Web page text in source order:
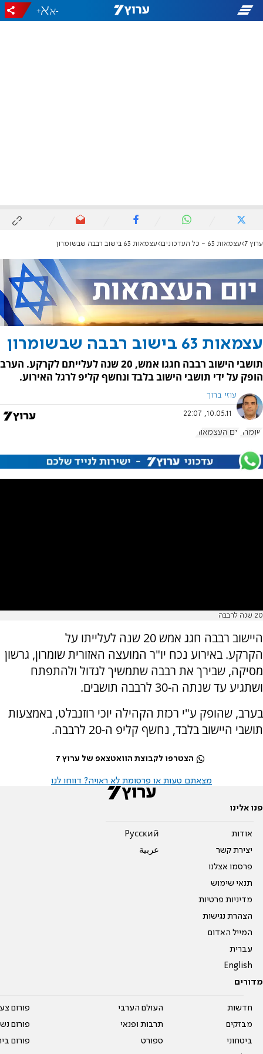
-
+
ערוץ 7 עצמאות 63 - כל העדכונים עצמאות 63 בישוב רבבה שבשומרון
עצמאות 63 בישוב רבבה שבשומרון
תושבי הישוב רבבה חגגו אמש, 20 שנה לעלייתם לקרקע. הערב
הופק על ידי תושבי הישוב בלבד ונחשף קליפ לרגל האירוע.
עוזי ברוך
10.05.11, 22:07
שומרון יום העצמאות
20 שנה לרבבה
היישוב רבבה חגג אמש 20 שנה לעלייתו על
הקרקע. באירוע נכח יו"ר המועצה האזורית שומרון, גרשון
מסיקה, שבירך את רבבה שתמשיך לגדול ולהתפתח
ושתגיע עד שנתה ה-30 לרבבה תושבים.
בערב, שהופק ע"י רכזת הקהילה יוכי רוזנבלט, באמצעות
תושבי היישוב בלבד, נחשף קליפ ה-20 לרבבה.
הצטרפו לקבוצת הוואטצאפ של ערוץ 7
מצאתם טעות או פרסומת לא ראויה? דווחו לנו
פנו אלינו
אודות
יצירת קשר
פרסמו אצלנו
תנאי שימוש
מדיניות פרטיות
הצהרת נגישות
המייל האדום
עברית
English
Pусский
عربية
מדורים
חדשות
מבזקים
ביטחוני
העולם הערבי
תרבות ופנאי
ספורט
פורום
פורום
פורום